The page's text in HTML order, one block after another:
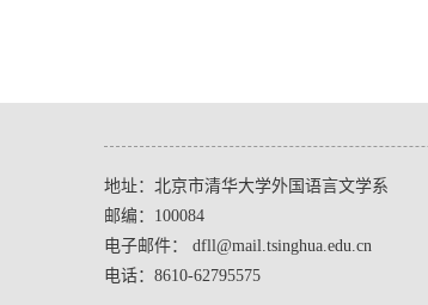
地址：北京市清华大学外国语言文学系
邮编：100084
电子邮件： dfll@mail.tsinghua.edu.cn
电话：8610-62795575